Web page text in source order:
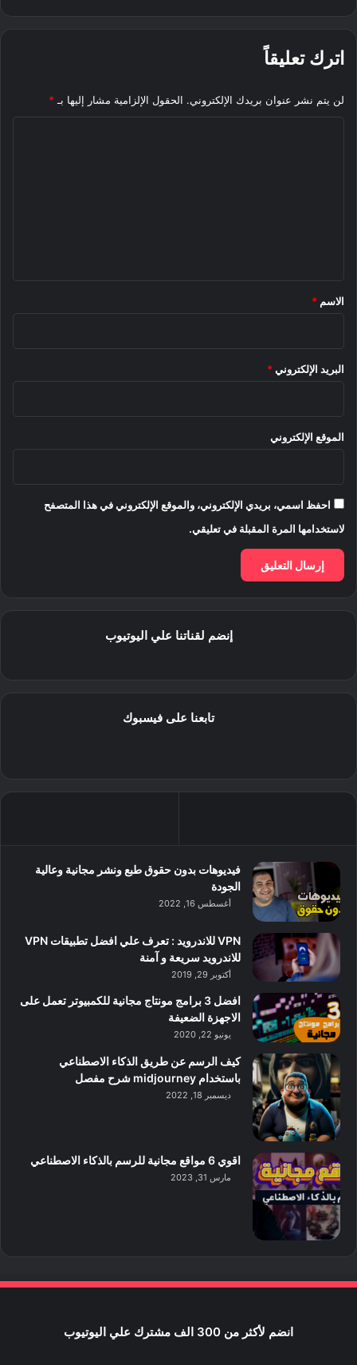
اترك تعليقاً
لن يتم نشر عنوان بريدك الإلكتروني. الحقول الإلزامية مشار إليها بـ *
*
الاسم *
البريد الإلكتروني *
الموقع الإلكتروني
احفظ اسمي، بريدي الإلكتروني، والموقع الإلكتروني في هذا المتصفح
لاستخدامها المرة المقبلة في تعليقي.
إنضم لقناتنا علي اليوتيوب
تابعنا على فيسبوك
فيديوهات بدون حقوق طبع ونشر مجانية وعالية
الجودة
أغسطس 16, 2022
VPN للاندرويد : تعرف علي افضل تطبيقات VPN
للاندرويد سريعة و آمنة
أكتوبر 29, 2019
افضل 3 برامج مونتاج مجانية للكمبيوتر تعمل على
الاجهزة الضعيفة
يونيو 22, 2020
كيف الرسم عن طريق الذكاء الاصطناعي
باستخدام midjourney شرح مفصل
ديسمبر 18, 2022
اقوي 6 مواقع مجانية للرسم بالذكاء الاصطناعي
مارس 31, 2023
انضم لأكثر من 300 الف مشترك علي اليوتيوب